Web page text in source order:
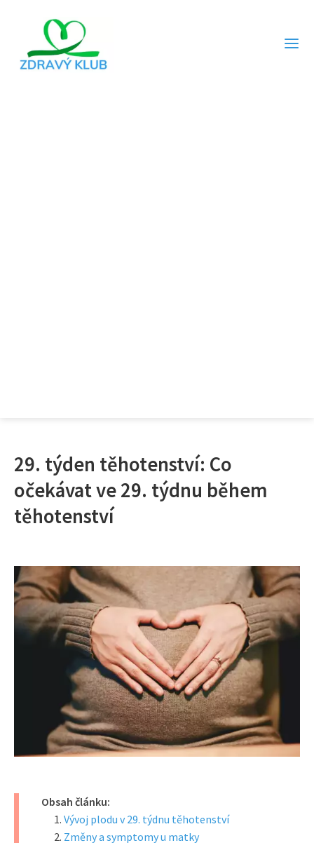
29. týden těhotenství: Co
očekávat ve 29. týdnu během
těhotenství
Obsah článku:
Vývoj plodu v 29. týdnu těhotenství
Změny a symptomy u matky